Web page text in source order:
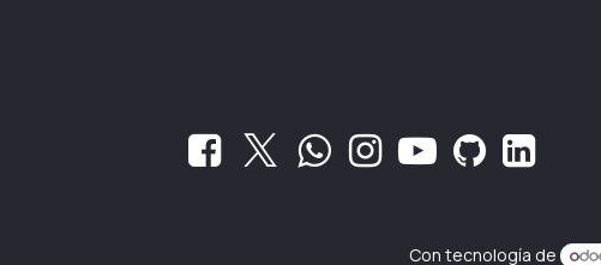
Con tecnología de